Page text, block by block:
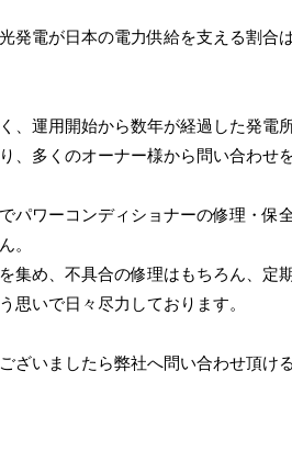
発電が日本の電力供給を支える割合
、 運用開始から数年が経過した発電
、多くのオーナー様から問い合わせ
パワーコンディショナーの修理・保
。
集め、 不具合の修理はもちろん、 定
思いで日々尽力しております。
ざいま したら弊社へ問い合わせ頂け